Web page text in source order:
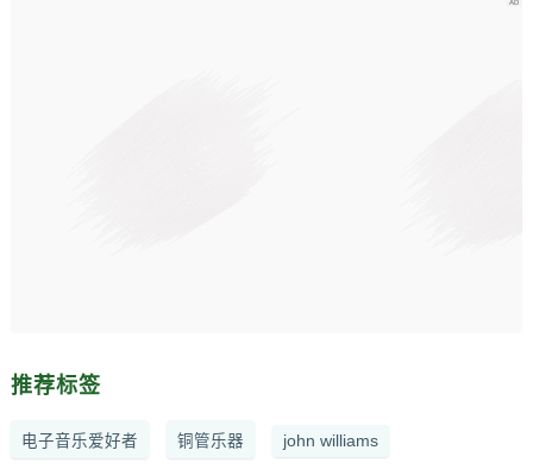
推荐标签
电子音乐爱好者 铜管乐器 john williams